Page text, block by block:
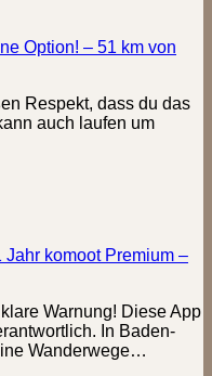
Option! – 51 km von
Respekt, dass du das
auch laufen um
Jahr komoot Premium –
Warnung! Diese App
In Baden-
Wanderwege…